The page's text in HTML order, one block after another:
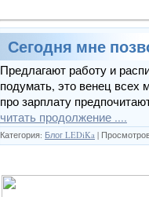
Сегодня мне
Предлагают работу и
подумать, это венец всех
про зарплату
читать продолжение ....
Категория: Блог LEDiKa |